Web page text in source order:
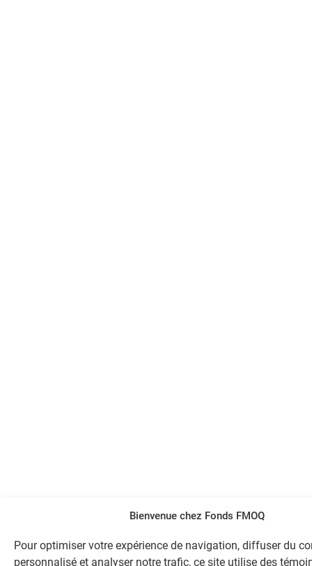
Bienvenue chez Fonds FMOQ
Pour optimiser votre expérience de navigation, diffuser du
personnalisé et analyser notre trafic, ce site utilise des